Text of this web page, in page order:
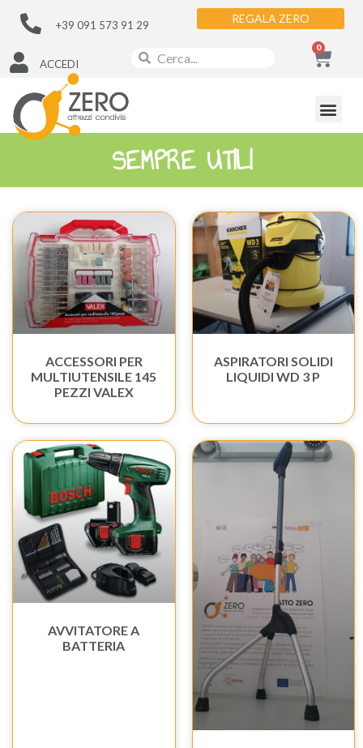
+39 091 573 91 29 REGALA ZERO
ACCEDI
0
SEMPRE UTILI
ACCESSORI PER
MULTIUTENSILE 145
PEZZI VALEX
ASPIRATORI SOLIDI
LIQUIDI WD 3 P
AVVITATORE A
BATTERIA